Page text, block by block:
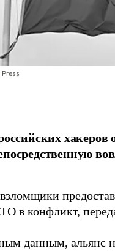
хакеров
в конфликт,
данным, альянс